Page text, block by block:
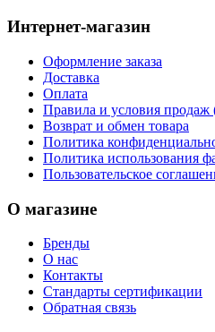
Интернет-магазин
Оформление заказа
Доставка
Оплата
Правила и условия продаж
Возврат и обмен товара
Политика
Политика использования
Пользовательское
О магазине
Бренды
О нас
Контакты
Стандарты сертификации
Обратная связь